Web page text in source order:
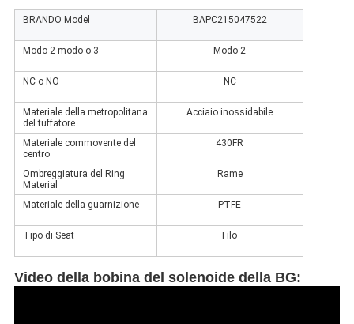
BRANDO Model BAPC215047522
Modo 2 modo o 3 Modo 2
NC o NO NC
Materiale della metropolitana
del tuffatore
Acciaio inossidabile
Materiale commovente del
centro
430FR
Ombreggiatura del Ring
Material
Rame
Materiale della guarnizione PTFE
Tipo di Seat Filo
Video della bobina del solenoide della BG: